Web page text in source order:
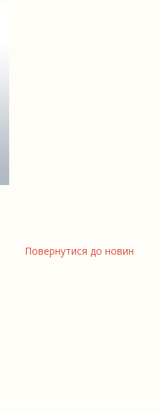
Повернутися до новин